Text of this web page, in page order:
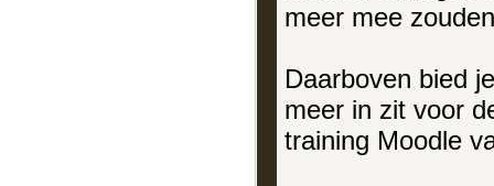
meer mee
Daarboven bied
meer in zit voor
training Moodle